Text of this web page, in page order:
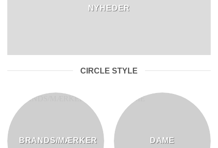
NYHEDER
CIRCLE STYLE
BRANDS/MÆRKER DAME